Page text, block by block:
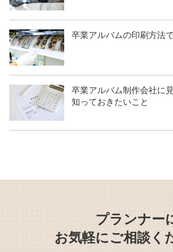
卒業アルバムの印刷方法
卒業アルバム制作会社に
知っておきたいこと
プランナー
お気軽にご相談く